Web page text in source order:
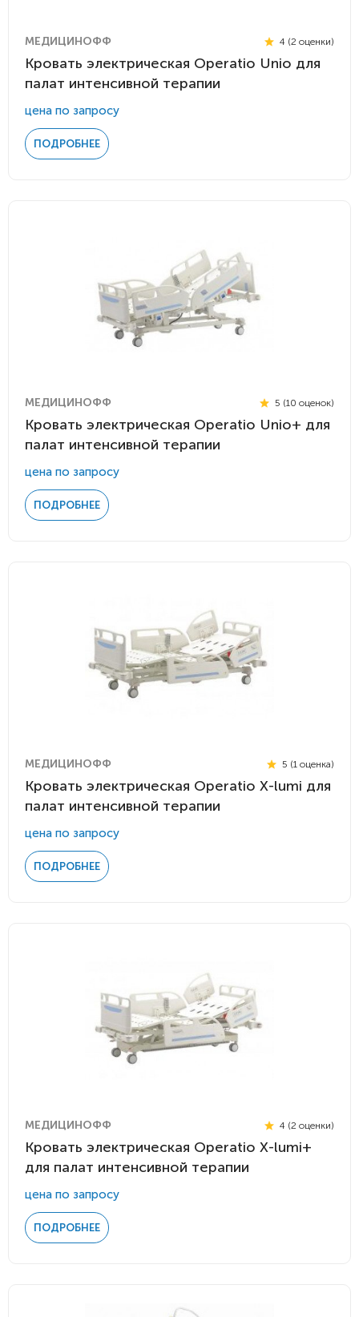
МЕДИЦИНОФФ 4 (2 оценки)
Кровать электрическая Operatio Unio для
палат интенсивной терапии
цена по запросу
ПОДРОБНЕЕ
МЕДИЦИНОФФ 5 (10 оценок)
Кровать электрическая Operatio Unio+ для
палат интенсивной терапии
цена по запросу
ПОДРОБНЕЕ
МЕДИЦИНОФФ 5 (1 оценка)
Кровать электрическая Operatio Х-lumi для
палат интенсивной терапии
цена по запросу
ПОДРОБНЕЕ
МЕДИЦИНОФФ 4 (2 оценки)
Кровать электрическая Operatio Х-lumi+
для палат интенсивной терапии
цена по запросу
ПОДРОБНЕЕ